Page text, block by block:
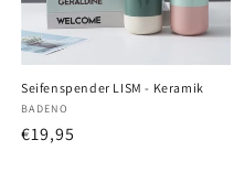
Seifenspender LISM - Keramik
Anbieter:
BADENO
Normaler
€19,95